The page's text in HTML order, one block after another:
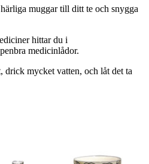
muggar till ditt te och snygga
hittar du i
medicinlådor.
drick mycket vatten, och låt det ta